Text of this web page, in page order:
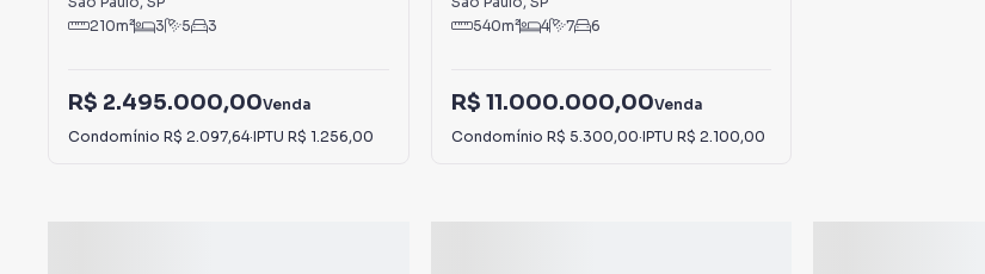
210m² 3 5 3
R$ 2.495.000,00Venda
Condomínio R$ 2.097,64·IPTU R$ 1.256,00
540m² 4 7 6
R$ 11.000.000,00Venda
Condomínio R$ 5.300,00·IPTU R$ 2.100,00